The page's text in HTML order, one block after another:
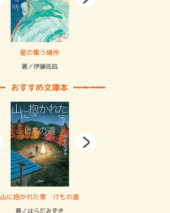
星の集う場所
著／伊藤佐凪
おすすめ文庫本
山に抱かれた家 けもの道
著／はらだみずき